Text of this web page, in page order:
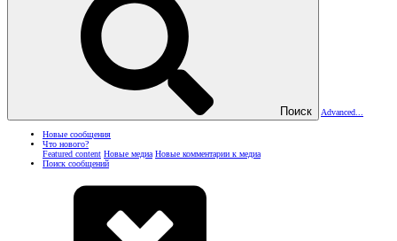
Поиск Advanced...
Новые сообщения
Что нового?
Featured content Новые медиа Новые комментарии к медиа
Поиск сообщений